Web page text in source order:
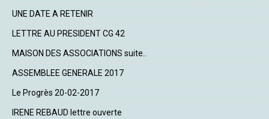
UNE DATE A RETENIR
LETTRE AU PRESIDENT CG 42
MAISON DES ASSOCIATIONS suite..
ASSEMBLEE GENERALE 2017
Le Progrès 20-02-2017
IRENE REBAUD lettre ouverte